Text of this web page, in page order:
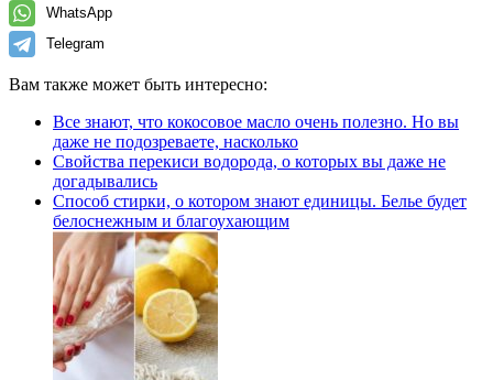
WhatsApp
Telegram
Вам также может быть интересно:
Все знают, что кокосовое масло очень полезно. Но вы
даже не подозреваете, насколько
Cвойства перeкиси водородa, о которыx вы даже не
догадывались
Способ стирки, о котором знают единицы. Белье будет
белоснежным и благоухающим